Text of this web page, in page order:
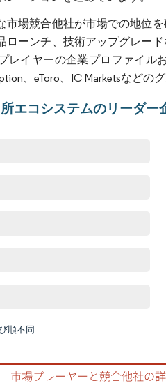
市場競合他社が市場での地位
ローンチ、技術アップグレー
レイヤーの企業プロファイル
、eToro、IC Marketsなどの
エコシステムのリーダー
順不同